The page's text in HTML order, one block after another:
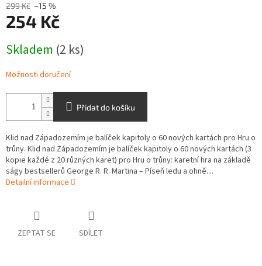
299 Kč –15 %
254 Kč
cena:
Skladem (2 ks)
Možnosti doručení
Přidat do košíku
Klid nad Západozemím je balíček kapitoly o 60 nových kartách pro Hru o
trůny. Klid nad Západozemím je balíček kapitoly o 60 nových kartách (3
kopie každé z 20 různých karet) pro Hru o trůny: karetní hra na základě
ságy bestsellerů George R. R. Martina – Píseň ledu a ohně....
Detailní informace
ZEPTAT SE SDÍLET